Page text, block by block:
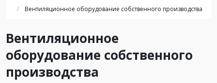
/
Вентиляционное оборудование собственного производства
Вентиляционное
оборудование собственного
производства